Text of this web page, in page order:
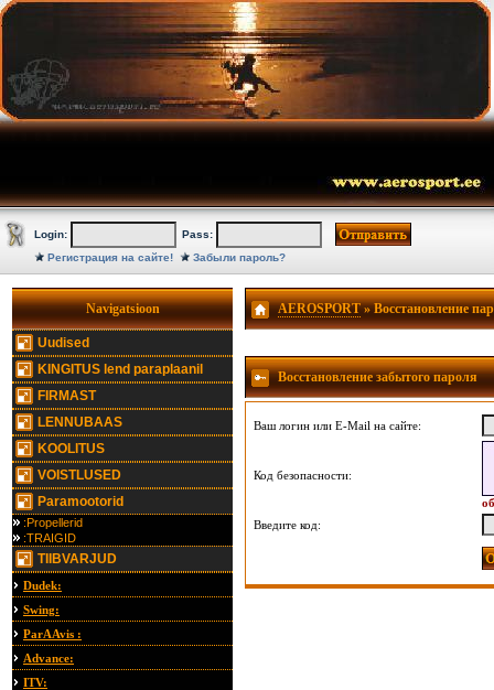
Login:
Pass:
Регистрация на сайте!
Забыли пароль?
Navigatsioon
Uudised
KINGITUS lend paraplaanil
FIRMAST
LENNUBAAS
KOOLITUS
VOISTLUSED
Paramootorid
:Propellerid
:TRAIGID
TIIBVARJUD
Dudek:
Swing:
ParAAvis :
Advance:
ITV:
AEROSPORT» Восстановление
Восстановление забытого пароля
Ваш логин или E-Mail на сайте:
Код безопасности:
Введите код: